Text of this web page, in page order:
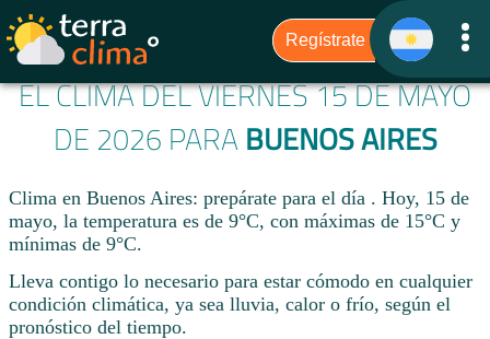
EL CLIMA DEL VIERNES 15 DE MAYO
DE 2026 PARA BUENOS AIRES
Clima en Buenos Aires: prepárate para el día . Hoy, 15 de
mayo, la temperatura es de 9°C, con máximas de 15°C y
mínimas de 9°C.
Lleva contigo lo necesario para estar cómodo en cualquier
condición climática, ya sea lluvia, calor o frío, según el
pronóstico del tiempo.